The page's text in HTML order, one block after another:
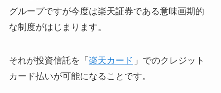
グループですが今度は楽天証券である意味画期的
な制度がはじまります。
それが投資信託を「 楽天カード 」でのクレジット
カード払いが可能になることです。